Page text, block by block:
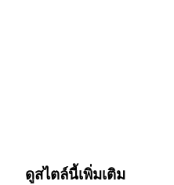
ดูสไตล์นี้เพิ่มเติม